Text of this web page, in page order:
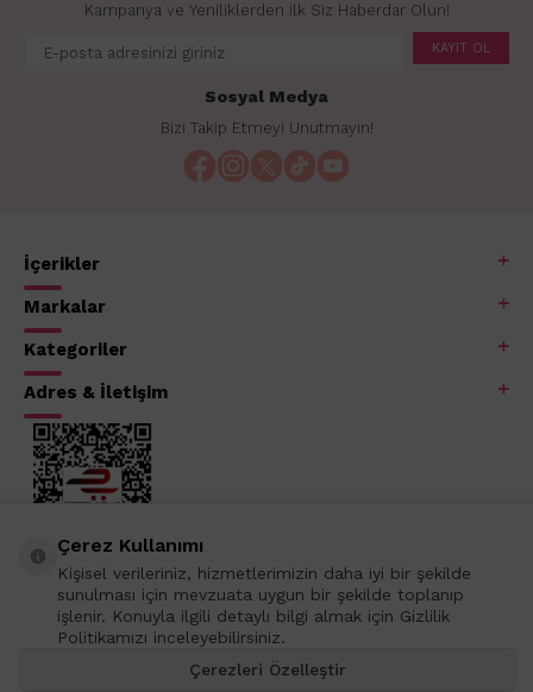
Kampanya ve Yeniliklerden İlk Siz Haberdar Olun!
KAYIT OL
Sosyal Medya
Bizi Takip Etmeyi Unutmayın!
İçerikler
Markalar
Kategoriler
Adres & İletişim
Çerez Kullanımı
Kişisel verileriniz, hizmetlerimizin daha iyi bir şekilde
sunulması için mevzuata uygun bir şekilde toplanıp
işlenir. Konuyla ilgili detaylı bilgi almak için Gizlilik
Politikamızı inceleyebilirsiniz.
Çerezleri Özelleştir